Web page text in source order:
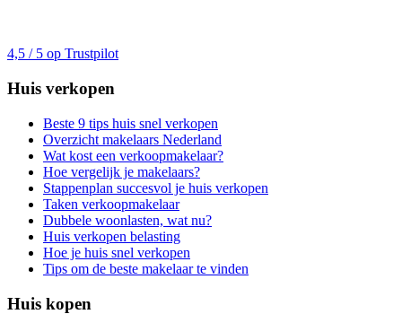
4,5 / 5 op Trustpilot
Huis verkopen
Beste 9 tips huis snel verkopen
Overzicht makelaars Nederland
Wat kost een verkoopmakelaar?
Hoe vergelijk je makelaars?
Stappenplan succesvol je huis verkopen
Taken verkoopmakelaar
Dubbele woonlasten, wat nu?
Huis verkopen belasting
Hoe je huis snel verkopen
Tips om de beste makelaar te vinden
Huis kopen